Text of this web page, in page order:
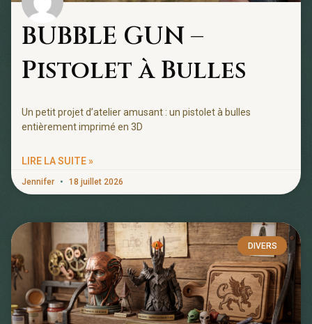
BUBBLE GUN –
Pistolet à Bulles
Un petit projet d’atelier amusant : un pistolet à bulles
entièrement imprimé en 3D
LIRE LA SUITE »
Jennifer 18 juillet 2026
DIVERS